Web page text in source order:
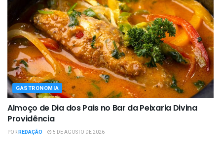
GASTRONOMIA
Almoço de Dia dos Pais no Bar da Peixaria Divina
Providência
PORREDAÇÃO 5 DE AGOSTO DE 2026